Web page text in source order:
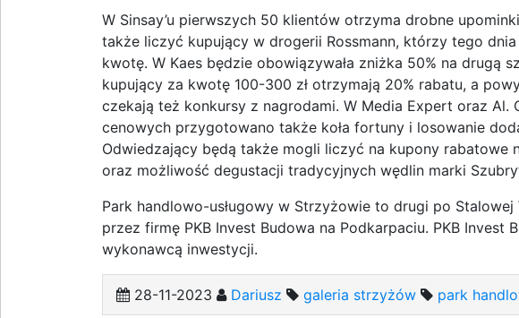
W Sinsay’u pierwszych 50 klientów otrzyma drobne
także liczyć kupujący w drogerii Rossmann, którzy tego
kwotę. W Kaes będzie obowiązywała zniżka 50% na drugą
kupujący za kwotę 100-300 zł otrzymają 20% rabatu, a
czekają też konkursy z nagrodami. W Media Expert oraz
cenowych przygotowano także koła fortuny i losowanie
Odwiedzający będą także mogli liczyć na kupony rabatowe
oraz możliwość degustacji tradycyjnych wędlin marki
Park handlowo-usługowy w Strzyżowie to drugi po
przez firmę PKB Invest Budowa na Podkarpaciu. PKB Invest
wykonawcą inwestycji.
28-11-2023 Dariusz galeria strzyżów park